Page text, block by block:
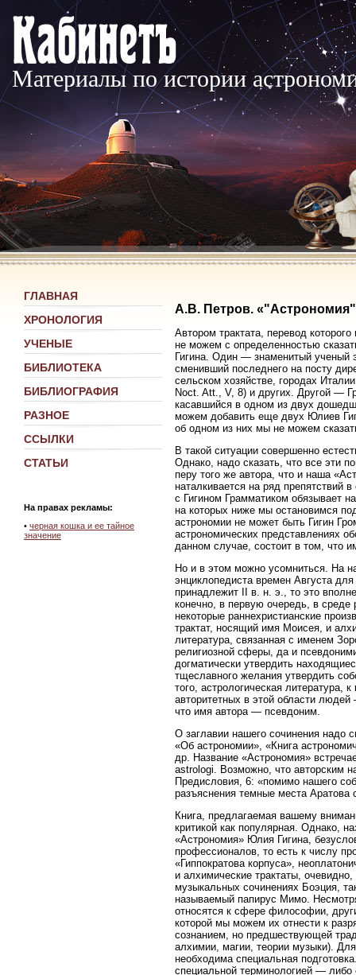
Материалы по истории
ГЛАВНАЯ
ХРОНОЛОГИЯ
УЧЕНЫЕ
БИБЛИОТЕКА
БИБЛИОГРАФИЯ
РАЗНОЕ
ССЫЛКИ
СТАТЬИ
На правах рекламы:
• черная кошка и ее тайное
значение
А.В. Петров.
Автором трактата, перевод
не можем с определенностью
Гигина. Один — знаменитый ученый
сменивший последнего на посту
сельском хозяйстве, городах
Noct. Att., V, 8) и других. Другой —
касавшийся в одном из двух
можем добавить еще двух Юлиев
об одном из них мы не можем
В такой ситуации совершенно
Однако, надо сказать, что все эти
перу того же автора, что и наша
наталкивается на ряд препятствий
с Гигином Грамматиком обязывает
на которых ниже мы остановимся
астрономии не может быть Гигин
астрономических представлениях
данном случае, состоит в том, что
Но и в этом можно усомниться. На
энциклопедиста времен Августа
принадлежит II в. н. э., то это
конечно, в первую очередь, в среде
некоторые раннехристианские
трактат, носящий имя Моисея, и
литература, связанная с именем
религиозной сферы, да и
догматически утвердить
тщеславного желания утвердить
того, астрологическая литература,
авторитетных в этой области
что имя автора — псевдоним.
О заглавии нашего сочинения надо
«Об астрономии», «Книга
др. Название «Астрономия»
astrologi. Возможно, что авторским
Предисловия, 6: «помимо нашего
разъяснения темные места Аратова
Книга, предлагаемая вашему
критикой как популярная. Однако,
«Астрономия» Юлия Гигина,
профессионалов, то есть к числу
«Гиппократова корпуса»,
и алхимические трактаты,
музыкальных сочинениях Боэция,
называемый папирус Мимо.
относятся к сфере философии,
которой мы можем их отнести к
сознанием, но предшествующей
алхимии, магии, теории музыки).
необходима специальная
специальной терминологией —